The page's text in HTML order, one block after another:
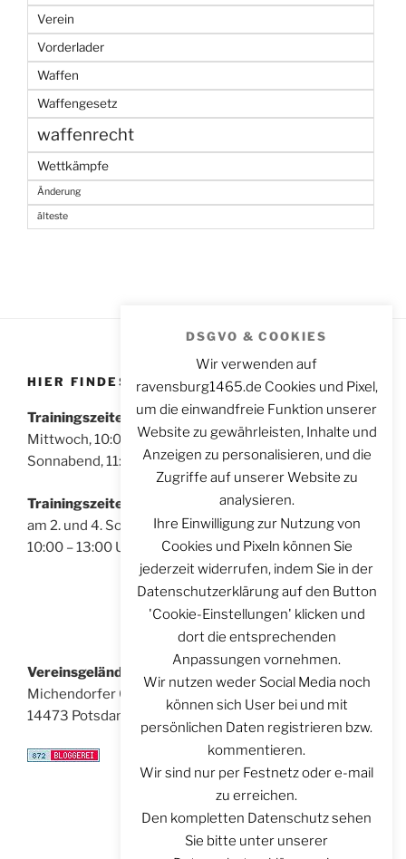
Verein
Vorderlader
Waffen
Waffengesetz
waffenrecht
Wettkämpfe
Änderung
älteste
HIER FINDEST DU UNS
Trainingszeiten für Sportschützen:
Mittwoch, 10:00 – 14:00 Uhr
Sonnabend, 11:00 – 14:00 Uhr
Trainingszeiten für Bogenschützen:
am 2. und 4. Sonntag im Monat
10:00 – 13:00 Uhr
Vereinsgelände:
Michendorfer Chaussee 8
14473 Potsdam
DSGVO & COOKIES
Wir verwenden auf
ravensburg1465.de Cookies und Pixel,
um die einwandfreie Funktion unserer
Website zu gewährleisten, Inhalte und
Anzeigen zu personalisieren, und die
Zugriffe auf unserer Website zu
analysieren.
Ihre Einwilligung zur Nutzung von
Cookies und Pixeln können Sie
jederzeit widerrufen, indem Sie in der
Datenschutzerklärung auf den Button
'Cookie-Einstellungen' klicken und
dort die entsprechenden
Anpassungen vornehmen.
Wir nutzen weder Social Media noch
können sich User bei und mit
persönlichen Daten registrieren bzw.
kommentieren.
Wir sind nur per Festnetz oder e-mail
zu erreichen.
Den kompletten Datenschutz sehen
Sie bitte unter unserer